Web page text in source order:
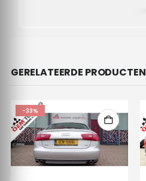
GERELATEERDE PRODUCTEN
-33%